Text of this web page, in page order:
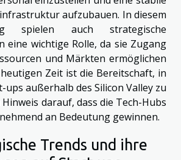
aufzubauen. In diesem
spielen auch strategische
eine wichtige Rolle, da sie Zugang
und Märkten ermöglichen
Zeit ist die Bereitschaft, in
ups außerhalb des Silicon Valley zu
darauf, dass die Tech-Hubs
an Bedeutung gewinnen.
Trends und ihre